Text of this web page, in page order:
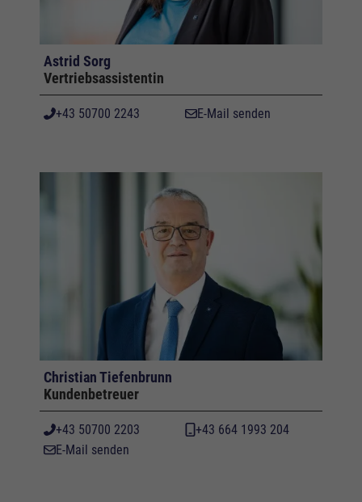
Astrid Sorg
Vertriebsassistentin
+43 50700 2243 E-Mail senden
Christian Tiefenbrunn
Kundenbetreuer
+43 50700 2203
+43 664 1993 204
E-Mail senden